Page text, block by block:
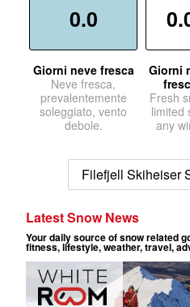
0.0
Giorni neve fresca
Neve fresca,
prevalentemente
soleggiato, vento
debole.
Giorni
Fresh
limited
any
Filefjell Skiheiser